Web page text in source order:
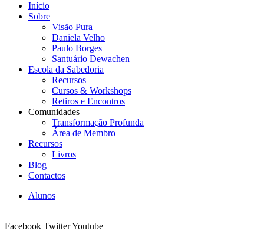
Início
Sobre
Visão Pura
Daniela Velho
Paulo Borges
Santuário Dewachen
Escola da Sabedoria
Recursos
Cursos & Workshops
Retiros e Encontros
Comunidades
Transformação Profunda
Área de Membro
Recursos
Livros
Blog
Contactos
Alunos
Facebook TwitterYoutube